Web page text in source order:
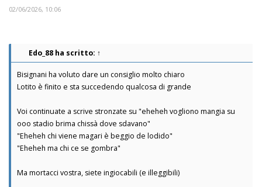
02/06/2026, 10:06
Edo_88 ha scritto: ↑
Bisignani ha voluto dare un consiglio molto chiaro
Lotito è finito e sta succedendo qualcosa di grande
Voi continuate a scrive stronzate su "eheheh vogliono mangia su
ooo stadio brima chissà dove sdavano"
"Eheheh chi viene magari è beggio de lodido"
"Eheheh ma chi ce se gombra"
Ma mortacci vostra, siete ingiocabili (e illeggibili)